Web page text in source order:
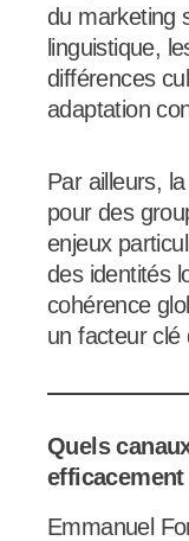
du marketing
linguistique,
différences
adaptation
Par ailleurs,
pour des
enjeux
des identités
cohérence
un facteur clé
Quels
efficacement
Emmanuel